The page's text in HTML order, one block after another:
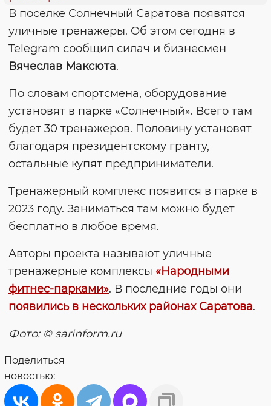
В поселке Солнечный Саратова появятся
уличные тренажеры. Об этом сегодня в
Telegram сообщил силач и бизнесмен
Вячеслав Максюта.
По словам спортсмена, оборудование
установят в парке «Солнечный». Всего там
будет 30 тренажеров. Половину установят
благодаря президентскому гранту,
остальные купят предприниматели.
Тренажерный комплекс появится в парке в
2023 году. Заниматься там можно будет
бесплатно в любое время.
Авторы проекта называют уличные
тренажерные комплексы «Народными
фитнес-парками». В последние годы они
появились в нескольких районах Саратова.
Фото: © sarinform.ru
Поделиться
новостью: